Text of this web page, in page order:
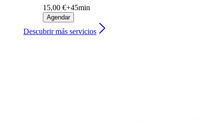
15,00 €+45min
Agendar
Descubrir más servicios